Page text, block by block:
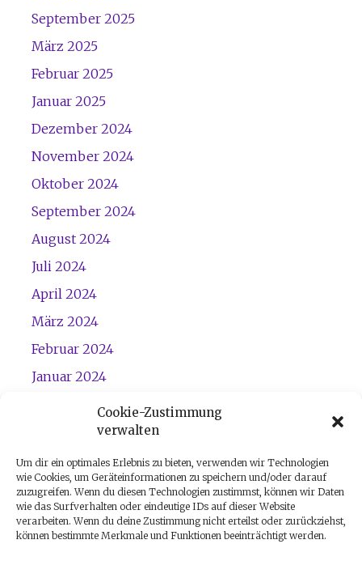
Cookie-Zustimmung
verwalten
Um dir ein optimales Erlebnis zu bieten, verwenden wir Technologien
wie Cookies, um Geräteinformationen zu speichern und/oder darauf
zuzugreifen. Wenn du diesen Technologien zustimmst, können wir Daten
wie das Surfverhalten oder eindeutige IDs auf dieser Website
verarbeiten. Wenn du deine Zustimmung nicht erteilst oder zurückziehst,
können bestimmte Merkmale und Funktionen beeinträchtigt werden.
September 2025
März 2025
Februar 2025
Januar 2025
Dezember 2024
November 2024
Oktober 2024
September 2024
August 2024
Juli 2024
April 2024
März 2024
Februar 2024
Januar 2024
Dezember 2023
November 2023